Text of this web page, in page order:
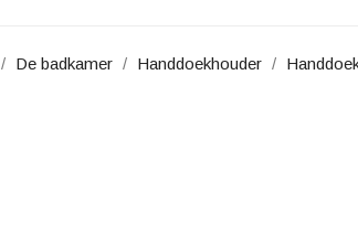
De badkamer Handdoekhouder